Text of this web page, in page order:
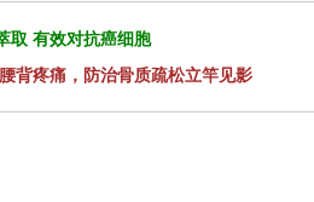
取 有效对抗癌细胞
背疼痛，防治骨质疏松立竿见影